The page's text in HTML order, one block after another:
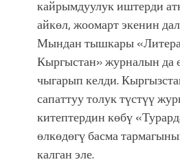
кайрымдуулук иштерди
айкөл, жоомарт экенин
Мындан тышкары
Кыргыстан» журналын да
чыгарып келди.
сапаттуу толук түстүү
китептердин көбү
өлкөдөгү басма
калган эле.